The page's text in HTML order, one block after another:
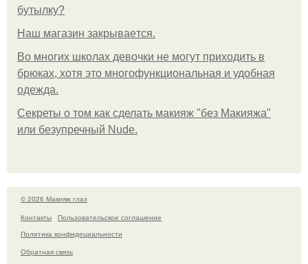
бутылку?
Нaш магaзин зaкрывaeтся.
Во многих школах девочки не могут приходить в
брюках, хотя это многофункциональная и удобная
одежда.
Секреты о том как сделать макияж "без Макияжа"
или безупречный Nude.
© 2026 Макияж глаз
Контакты
Пользовательское соглашение
Политика конфидециальности
Обратная связь